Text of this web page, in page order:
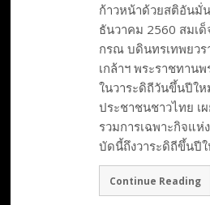
ก้าวหน้าด้วยสติอันมั่น
ธันวาคม 2560 สมเ
กรณ บดินทรเทพยวร
เกล้าฯ พระราชทาน
ในวาระดิถีวันขึ้นปีใ
ประชาชนชาวไทย เ
รวมการเฉพาะกิจแห่
บัดนี้ถึงวาระดิถีขึ้นปี
Continue Reading